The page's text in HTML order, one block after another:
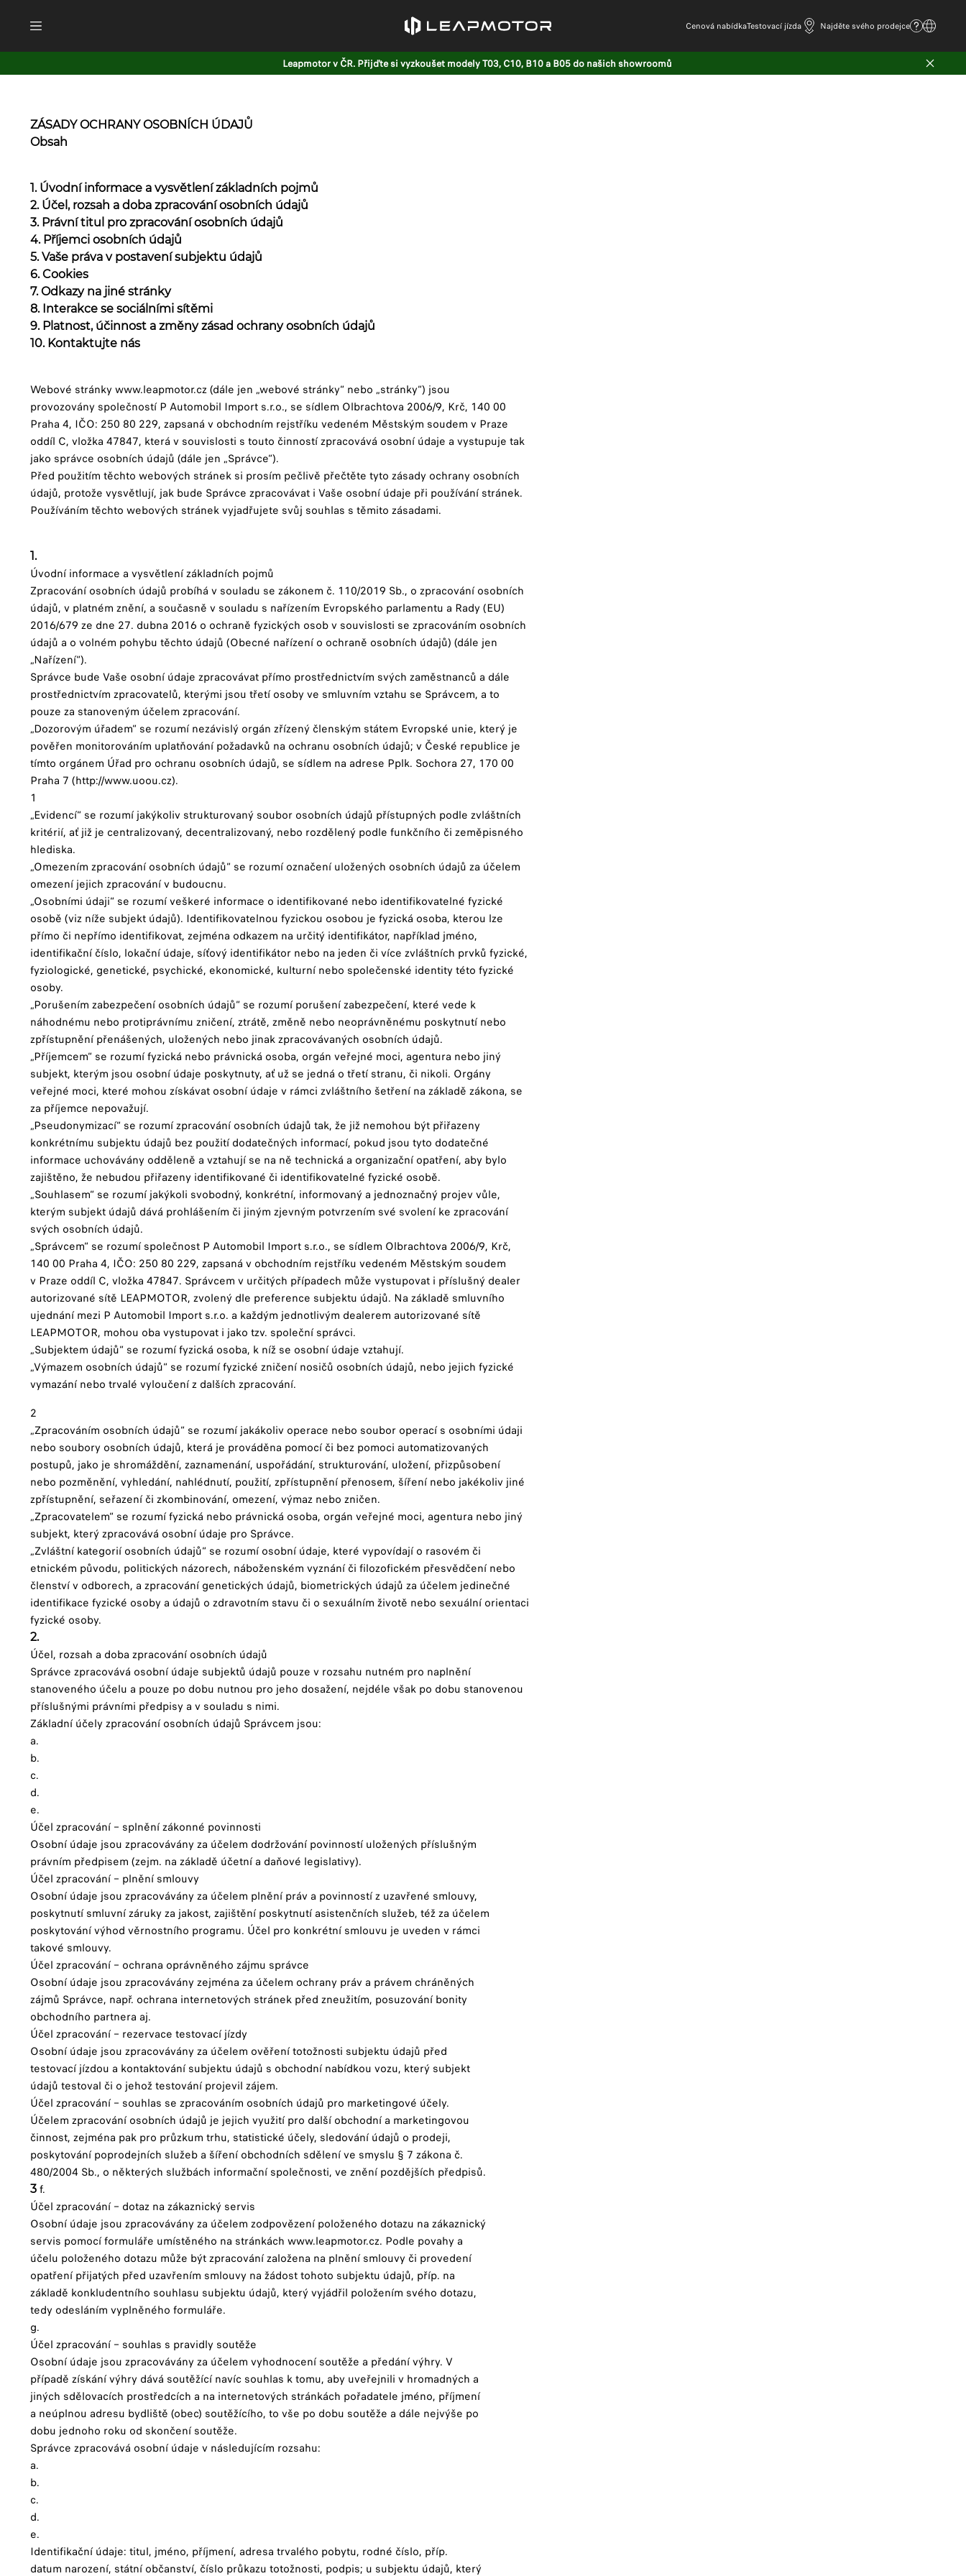
Cenová nabídkaTestovací jízda Najděte svého prodejce
Leapmotor v ČR. Přijďte si vyzkoušet modely T03, C10, B10 a B05 do našich showroomů
ZÁSADY OCHRANY OSOBNÍCH ÚDAJŮ
Obsah
1. Úvodní informace a vysvětlení základních pojmů
2. Účel, rozsah a doba zpracování osobních údajů
3. Právní titul pro zpracování osobních údajů
4. Příjemci osobních údajů
5. Vaše práva v postavení subjektu údajů
6. Cookies
7. Odkazy na jiné stránky
8. Interakce se sociálními sítěmi
9. Platnost, účinnost a změny zásad ochrany osobních údajů
10. Kontaktujte nás
Webové stránky www.leapmotor.cz (dále jen „webové stránky“ nebo „stránky“) jsou
provozovány společností P Automobil Import s.r.o., se sídlem Olbrachtova 2006/9, Krč, 140 00
Praha 4, IČO: 250 80 229, zapsaná v obchodním rejstříku vedeném Městským soudem v Praze
oddíl C, vložka 47847, která v souvislosti s touto činností zpracovává osobní údaje a vystupuje tak
jako správce osobních údajů (dále jen „Správce“).
Před použitím těchto webových stránek si prosím pečlivě přečtěte tyto zásady ochrany osobních
údajů, protože vysvětlují, jak bude Správce zpracovávat i Vaše osobní údaje při používání stránek.
Používáním těchto webových stránek vyjadřujete svůj souhlas s těmito zásadami.
1.
Úvodní informace a vysvětlení základních pojmů
Zpracování osobních údajů probíhá v souladu se zákonem č. 110/2019 Sb., o zpracování osobních
údajů, v platném znění, a současně v souladu s nařízením Evropského parlamentu a Rady (EU)
2016/679 ze dne 27. dubna 2016 o ochraně fyzických osob v souvislosti se zpracováním osobních
údajů a o volném pohybu těchto údajů (Obecné nařízení o ochraně osobních údajů) (dále jen
„Nařízení“).
Správce bude Vaše osobní údaje zpracovávat přímo prostřednictvím svých zaměstnanců a dále
prostřednictvím zpracovatelů, kterými jsou třetí osoby ve smluvním vztahu se Správcem, a to
pouze za stanoveným účelem zpracování.
„Dozorovým úřadem“ se rozumí nezávislý orgán zřízený členským státem Evropské unie, který je
pověřen monitorováním uplatňování požadavků na ochranu osobních údajů; v České republice je
tímto orgánem Úřad pro ochranu osobních údajů, se sídlem na adrese Pplk. Sochora 27, 170 00
Praha 7 (http://www.uoou.cz).
1
„Evidencí“ se rozumí jakýkoliv strukturovaný soubor osobních údajů přístupných podle zvláštních
kritérií, ať již je centralizovaný, decentralizovaný, nebo rozdělený podle funkčního či zeměpisného
hlediska.
„Omezením zpracování osobních údajů“ se rozumí označení uložených osobních údajů za účelem
omezení jejich zpracování v budoucnu.
„Osobními údaji“ se rozumí veškeré informace o identifikované nebo identifikovatelné fyzické
osobě (viz níže subjekt údajů). Identifikovatelnou fyzickou osobou je fyzická osoba, kterou lze
přímo či nepřímo identifikovat, zejména odkazem na určitý identifikátor, například jméno,
identifikační číslo, lokační údaje, síťový identifikátor nebo na jeden či více zvláštních prvků fyzické,
fyziologické, genetické, psychické, ekonomické, kulturní nebo společenské identity této fyzické
osoby.
„Porušením zabezpečení osobních údajů“ se rozumí porušení zabezpečení, které vede k
náhodnému nebo protiprávnímu zničení, ztrátě, změně nebo neoprávněnému poskytnutí nebo
zpřístupnění přenášených, uložených nebo jinak zpracovávaných osobních údajů.
„Příjemcem“ se rozumí fyzická nebo právnická osoba, orgán veřejné moci, agentura nebo jiný
subjekt, kterým jsou osobní údaje poskytnuty, ať už se jedná o třetí stranu, či nikoli. Orgány
veřejné moci, které mohou získávat osobní údaje v rámci zvláštního šetření na základě zákona, se
za příjemce nepovažují.
„Pseudonymizací“ se rozumí zpracování osobních údajů tak, že již nemohou být přiřazeny
konkrétnímu subjektu údajů bez použití dodatečných informací, pokud jsou tyto dodatečné
informace uchovávány odděleně a vztahují se na ně technická a organizační opatření, aby bylo
zajištěno, že nebudou přiřazeny identifikované či identifikovatelné fyzické osobě.
„Souhlasem“ se rozumí jakýkoli svobodný, konkrétní, informovaný a jednoznačný projev vůle,
kterým subjekt údajů dává prohlášením či jiným zjevným potvrzením své svolení ke zpracování
svých osobních údajů.
„Správcem“ se rozumí společnost P Automobil Import s.r.o., se sídlem Olbrachtova 2006/9, Krč,
140 00 Praha 4, IČO: 250 80 229, zapsaná v obchodním rejstříku vedeném Městským soudem
v Praze oddíl C, vložka 47847. Správcem v určitých případech může vystupovat i příslušný dealer
autorizované sítě LEAPMOTOR, zvolený dle preference subjektu údajů. Na základě smluvního
ujednání mezi P Automobil Import s.r.o. a každým jednotlivým dealerem autorizované sítě
LEAPMOTOR, mohou oba vystupovat i jako tzv. společní správci.
„Subjektem údajů“ se rozumí fyzická osoba, k níž se osobní údaje vztahují.
„Výmazem osobních údajů“ se rozumí fyzické zničení nosičů osobních údajů, nebo jejich fyzické
vymazání nebo trvalé vyloučení z dalších zpracování.
2
„Zpracováním osobních údajů“ se rozumí jakákoliv operace nebo soubor operací s osobními údaji
nebo soubory osobních údajů, která je prováděna pomocí či bez pomoci automatizovaných
postupů, jako je shromáždění, zaznamenání, uspořádání, strukturování, uložení, přizpůsobení
nebo pozměnění, vyhledání, nahlédnutí, použití, zpřístupnění přenosem, šíření nebo jakékoliv jiné
zpřístupnění, seřazení či zkombinování, omezení, výmaz nebo zničen.
„Zpracovatelem“ se rozumí fyzická nebo právnická osoba, orgán veřejné moci, agentura nebo jiný
subjekt, který zpracovává osobní údaje pro Správce.
„Zvláštní kategorií osobních údajů“ se rozumí osobní údaje, které vypovídají o rasovém či
etnickém původu, politických názorech, náboženském vyznání či filozofickém přesvědčení nebo
členství v odborech, a zpracování genetických údajů, biometrických údajů za účelem jedinečné
identifikace fyzické osoby a údajů o zdravotním stavu či o sexuálním životě nebo sexuální orientaci
fyzické osoby.
2.
Účel, rozsah a doba zpracování osobních údajů
Správce zpracovává osobní údaje subjektů údajů pouze v rozsahu nutném pro naplnění
stanoveného účelu a pouze po dobu nutnou pro jeho dosažení, nejdéle však po dobu stanovenou
příslušnými právními předpisy a v souladu s nimi.
Základní účely zpracování osobních údajů Správcem jsou:
a.
b.
c.
d.
e.
Účel zpracování – splnění zákonné povinnosti
Osobní údaje jsou zpracovávány za účelem dodržování povinností uložených příslušným
právním předpisem (zejm. na základě účetní a daňové legislativy).
Účel zpracování – plnění smlouvy
Osobní údaje jsou zpracovávány za účelem plnění práv a povinností z uzavřené smlouvy,
poskytnutí smluvní záruky za jakost, zajištění poskytnutí asistenčních služeb, též za účelem
poskytování výhod věrnostního programu. Účel pro konkrétní smlouvu je uveden v rámci
takové smlouvy.
Účel zpracování – ochrana oprávněného zájmu správce
Osobní údaje jsou zpracovávány zejména za účelem ochrany práv a právem chráněných
zájmů Správce, např. ochrana internetových stránek před zneužitím, posuzování bonity
obchodního partnera aj.
Účel zpracování – rezervace testovací jízdy
Osobní údaje jsou zpracovávány za účelem ověření totožnosti subjektu údajů před
testovací jízdou a kontaktování subjektu údajů s obchodní nabídkou vozu, který subjekt
údajů testoval či o jehož testování projevil zájem.
Účel zpracování – souhlas se zpracováním osobních údajů pro marketingové účely.
Účelem zpracování osobních údajů je jejich využití pro další obchodní a marketingovou
činnost, zejména pak pro průzkum trhu, statistické účely, sledování údajů o prodeji,
poskytování poprodejních služeb a šíření obchodních sdělení ve smyslu § 7 zákona č.
480/2004 Sb., o některých službách informační společnosti, ve znění pozdějších předpisů.
3 f.
Účel zpracování – dotaz na zákaznický servis
Osobní údaje jsou zpracovávány za účelem zodpovězení položeného dotazu na zákaznický
servis pomocí formuláře umístěného na stránkách www.leapmotor.cz. Podle povahy a
účelu položeného dotazu může být zpracování založena na plnění smlouvy či provedení
opatření přijatých před uzavřením smlouvy na žádost tohoto subjektu údajů, příp. na
základě konkludentního souhlasu subjektu údajů, který vyjádřil položením svého dotazu,
tedy odesláním vyplněného formuláře.
g.
Účel zpracování – souhlas s pravidly soutěže
Osobní údaje jsou zpracovávány za účelem vyhodnocení soutěže a předání výhry. V
případě získání výhry dává soutěžící navíc souhlas k tomu, aby uveřejnili v hromadných a
jiných sdělovacích prostředcích a na internetových stránkách pořadatele jméno, příjmení
a neúplnou adresu bydliště (obec) soutěžícího, to vše po dobu soutěže a dále nejvýše po
dobu jednoho roku od skončení soutěže.
Správce zpracovává osobní údaje v následujícím rozsahu:
a.
b.
c.
d.
e.
Identifikační údaje: titul, jméno, příjmení, adresa trvalého pobytu, rodné číslo, příp.
datum narození, státní občanství, číslo průkazu totožnosti, podpis; u subjektu údajů, který